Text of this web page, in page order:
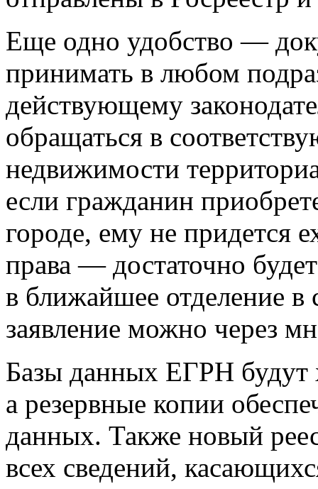
Еще одно удобство —
принимать в любом
действующему
обращаться в
недвижимости
если гражданин
городе, ему не придется
права — достаточно
в ближайшее отделение в
заявление можно через
Базы данных ЕГРН будут
а резервные копии
данных. Также новый
всех сведений,